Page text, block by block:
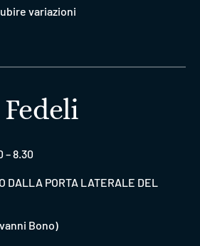
variazioni
8.30
DALLA PORTA LATERALE DEL
Bono)